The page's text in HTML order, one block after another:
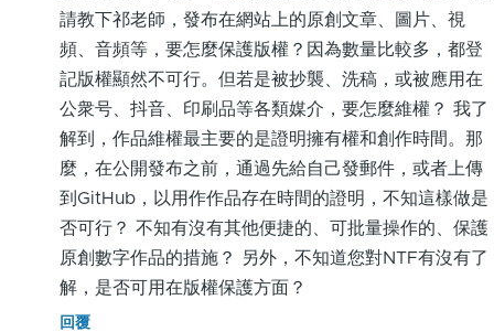
請教下祁老師，發布在網站上的原創文章、圖片、視
頻、音頻等，要怎麼保護版權？因為數量比較多，都登
記版權顯然不可行。但若是被抄襲、洗稿，或被應用在
公衆号、抖音、印刷品等各類媒介，要怎麼維權？ 我了
解到，作品維權最主要的是證明擁有權和創作時間。那
麼，在公開發布之前，通過先給自己發郵件，或者上傳
到GitHub，以用作作品存在時間的證明，不知這樣做是
否可行？ 不知有沒有其他便捷的、可批量操作的、保護
原創數字作品的措施？ 另外，不知道您對NTF有沒有了
解，是否可用在版權保護方面？
回覆